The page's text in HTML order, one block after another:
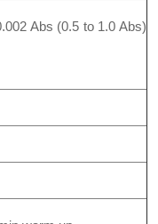
Abs (0.5 to 1.0 Abs)